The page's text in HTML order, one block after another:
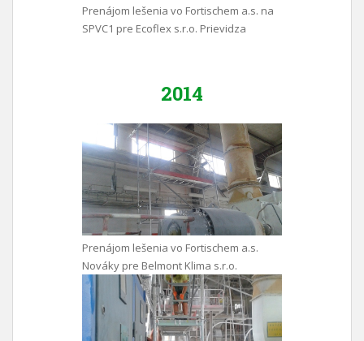
Prenájom lešenia vo Fortischem a.s. na
SPVC1 pre Ecoflex s.r.o. Prievidza
2014
Prenájom lešenia vo Fortischem a.s.
Nováky pre Belmont Klima s.r.o.